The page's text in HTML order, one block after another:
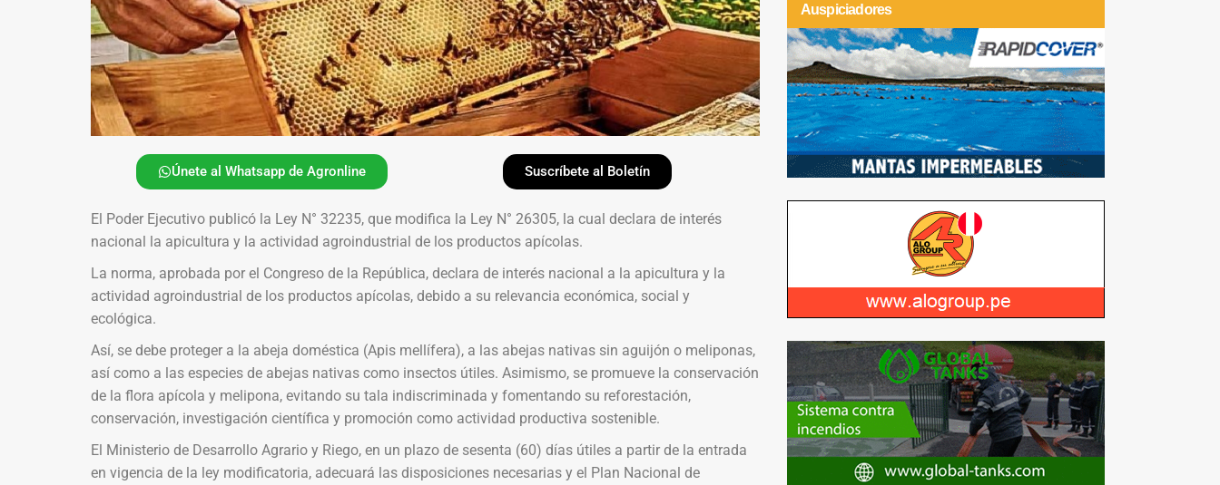
Únete al Whatsapp de Agronline Suscríbete al Boletín
El Poder Ejecutivo publicó la Ley N° 32235, que modifica la Ley N° 26305, la cual declara de interés
nacional la apicultura y la actividad agroindustrial de los productos apícolas.
La norma, aprobada por el Congreso de la República, declara de interés nacional a la apicultura y la
actividad agroindustrial de los productos apícolas, debido a su relevancia económica, social y
ecológica.
Así, se debe proteger a la abeja doméstica (Apis mellífera), a las abejas nativas sin aguijón o meliponas,
así como a las especies de abejas nativas como insectos útiles. Asimismo, se promueve la conservación
de la flora apícola y melipona, evitando su tala indiscriminada y fomentando su reforestación,
conservación, investigación científica y promoción como actividad productiva sostenible.
El Ministerio de Desarrollo Agrario y Riego, en un plazo de sesenta (60) días útiles a partir de la entrada
en vigencia de la ley modificatoria, adecuará las disposiciones necesarias y el Plan Nacional de
Auspiciadores